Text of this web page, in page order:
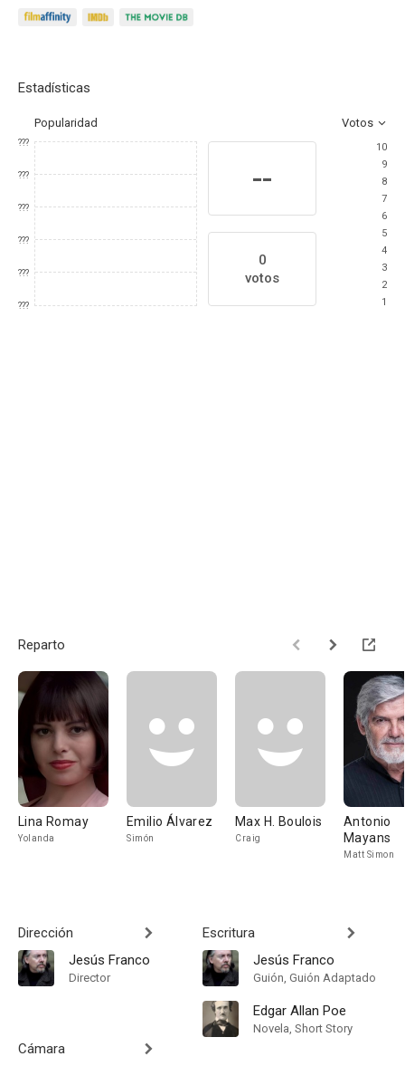
Estadísticas
Popularidad Votos
???
???
???
???
???
???
--
0
votos
10
9
8
7
6
5
4
3
2
1
Reparto
Lina Romay
Yolanda
Emilio Álvarez
Simón
Max H. Boulois
Craig
Antonio
Mayans
Matt Simon
Dirección
Jesús Franco
Director
Cámara
Escritura
Jesús Franco
Guión, Guión Adaptado
Edgar Allan Poe
Novela, Short Story